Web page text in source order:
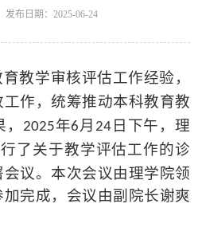
发布日期：2025-06-24
教学审核评估工作经验，
工作，统筹推动本科教育教
， 2025年6 月 24 日下午 ，理
了关于教学评估工作的诊
会议。本次会议由理学院领
完成，会议由副院长谢爽